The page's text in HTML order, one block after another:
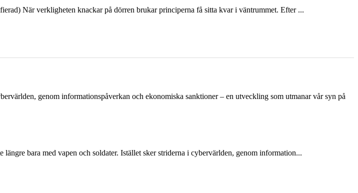
När verkligheten knackar på dörren brukar principerna få sitta kvar i väntrummet. Efter ...
genom informationspåverkan och ekonomiska sanktioner – en utveckling som utmanar vår syn på
bara med vapen och soldater. Istället sker striderna i cybervärlden, genom information...